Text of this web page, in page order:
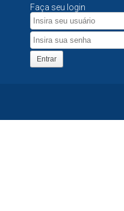
Faça seu login
Entrar